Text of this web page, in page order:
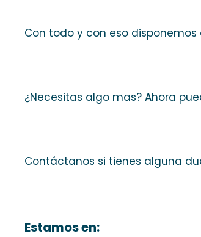
Con todo y con eso
¿Necesitas algo mas? Ahora
Contáctanos si tienes alguna
Estamos en: